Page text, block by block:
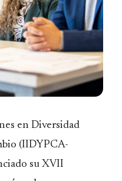
en Diversidad
(IIDYPCA-
su XVII